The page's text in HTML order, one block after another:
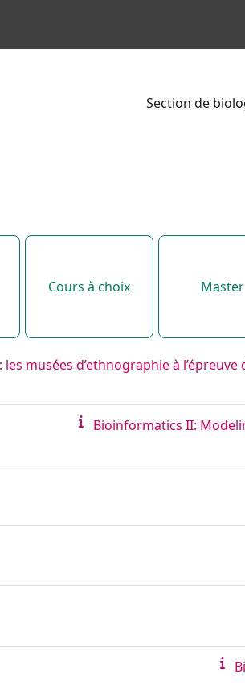
Section de
الدراسية
Master
Cours à choix
musées d’ethnographie à
Bioinformatics II: